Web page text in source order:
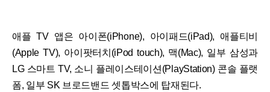
애플 TV 앱은 아이폰(iPhone), 아이패드(iPad), 애플티비
(Apple TV), 아이팟터치(iPod touch), 맥(Mac), 일부 삼성과
LG 스마트 TV, 소니 플레이스테이션(PlayStation) 콘솔 플랫
폼, 일부 SK 브로드밴드 셋톱박스에 탑재된다.